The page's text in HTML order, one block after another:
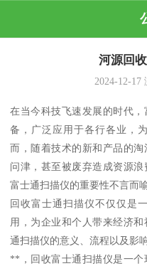
河源回
2024-12-17
在当今科技飞速发展的时代
备，广泛应用于各行各业，
而，随着技术的新和产品的
问津，甚至被废弃造成资源
富士通扫描仪的重要性不言而喻
回收富士通扫描仪不仅仅是
用，为企业和个人带来经济
通扫描仪的意义、流程以及影响
**，回收富士通扫描仪是一